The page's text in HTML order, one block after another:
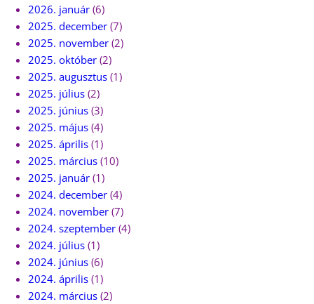
2026. január (6)
2025. december (7)
2025. november (2)
2025. október (2)
2025. augusztus (1)
2025. július (2)
2025. június (3)
2025. május (4)
2025. április (1)
2025. március (10)
2025. január (1)
2024. december (4)
2024. november (7)
2024. szeptember (4)
2024. július (1)
2024. június (6)
2024. április (1)
2024. március (2)